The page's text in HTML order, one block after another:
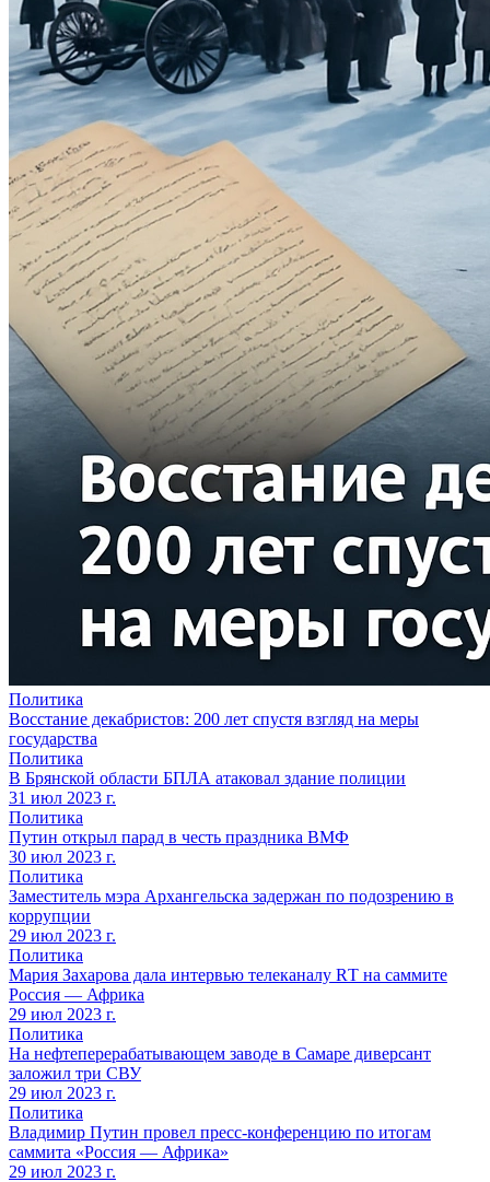
Политика
Восстание декабристов: 200 лет спустя взгляд на меры
государства
Политика
В Брянской области БПЛА атаковал здание полиции
31 июл 2023 г.
Политика
Путин открыл парад в честь праздника ВМФ
30 июл 2023 г.
Политика
Заместитель мэра Архангельска задержан по подозрению в
коррупции
29 июл 2023 г.
Политика
Мария Захарова дала интервью телеканалу RТ на саммите
Россия — Африка
29 июл 2023 г.
Политика
На нефтеперерабатывающем заводе в Самаре диверсант
заложил три СВУ
29 июл 2023 г.
Политика
Владимир Путин провел пресс-конференцию по итогам
саммита «Россия — Африка»
29 июл 2023 г.